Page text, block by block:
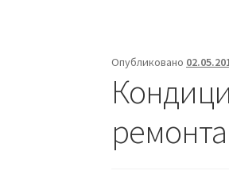
Опубликовано
ремонта